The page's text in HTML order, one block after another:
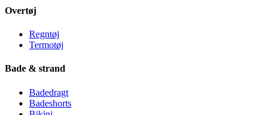
Overtøj
Regntøj
Termotøj
Bade & strand
Badedragt
Badeshorts